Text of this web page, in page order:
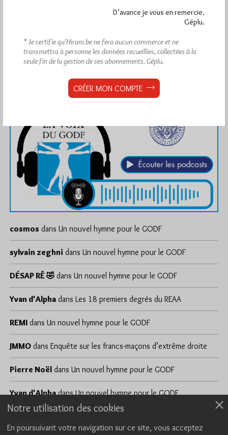
cosmos dans Un nouvel hymne pour le GODF
sylvain zeghni dans Un nouvel hymne pour le GODF
DÉSAP RÊ 🤣 dans Un nouvel hymne pour le GODF
Yvan d'Alpha dans Les 18 premiers degrés du REAA
REMI dans Un nouvel hymne pour le GODF
JMMO dans Enquête sur les francs-maçons d’extrême droite
Pierre Noël dans Un nouvel hymne pour le GODF
Yvan d'AlphadansUn nouvel hymne pour le GODF
Notre utilisation des cookies
En poursuivant votre navigation sur ce site, vous acceptez
D’avance je vous en remercie.
Géplu.
* Je certifie qu’Hiram.be ne fera aucun commerce et ne
transmettra à personne les données recueillies, collectées à la
seule fin de la gestion de ses abonnements. Géplu.
CRÉER MON COMPTE